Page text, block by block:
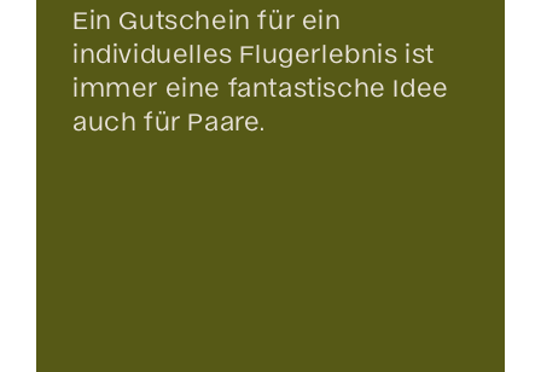
Ein Gutschein für ein
individuelles Flugerlebnis ist
immer eine fantastische Idee
auch für Paare.